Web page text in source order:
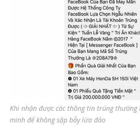
Khi nhận được các thông tin trúng thường
minh để không sập bẫy lừa đảo